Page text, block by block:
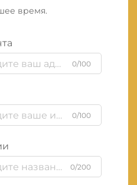
время.
0/100
0/100
0/200